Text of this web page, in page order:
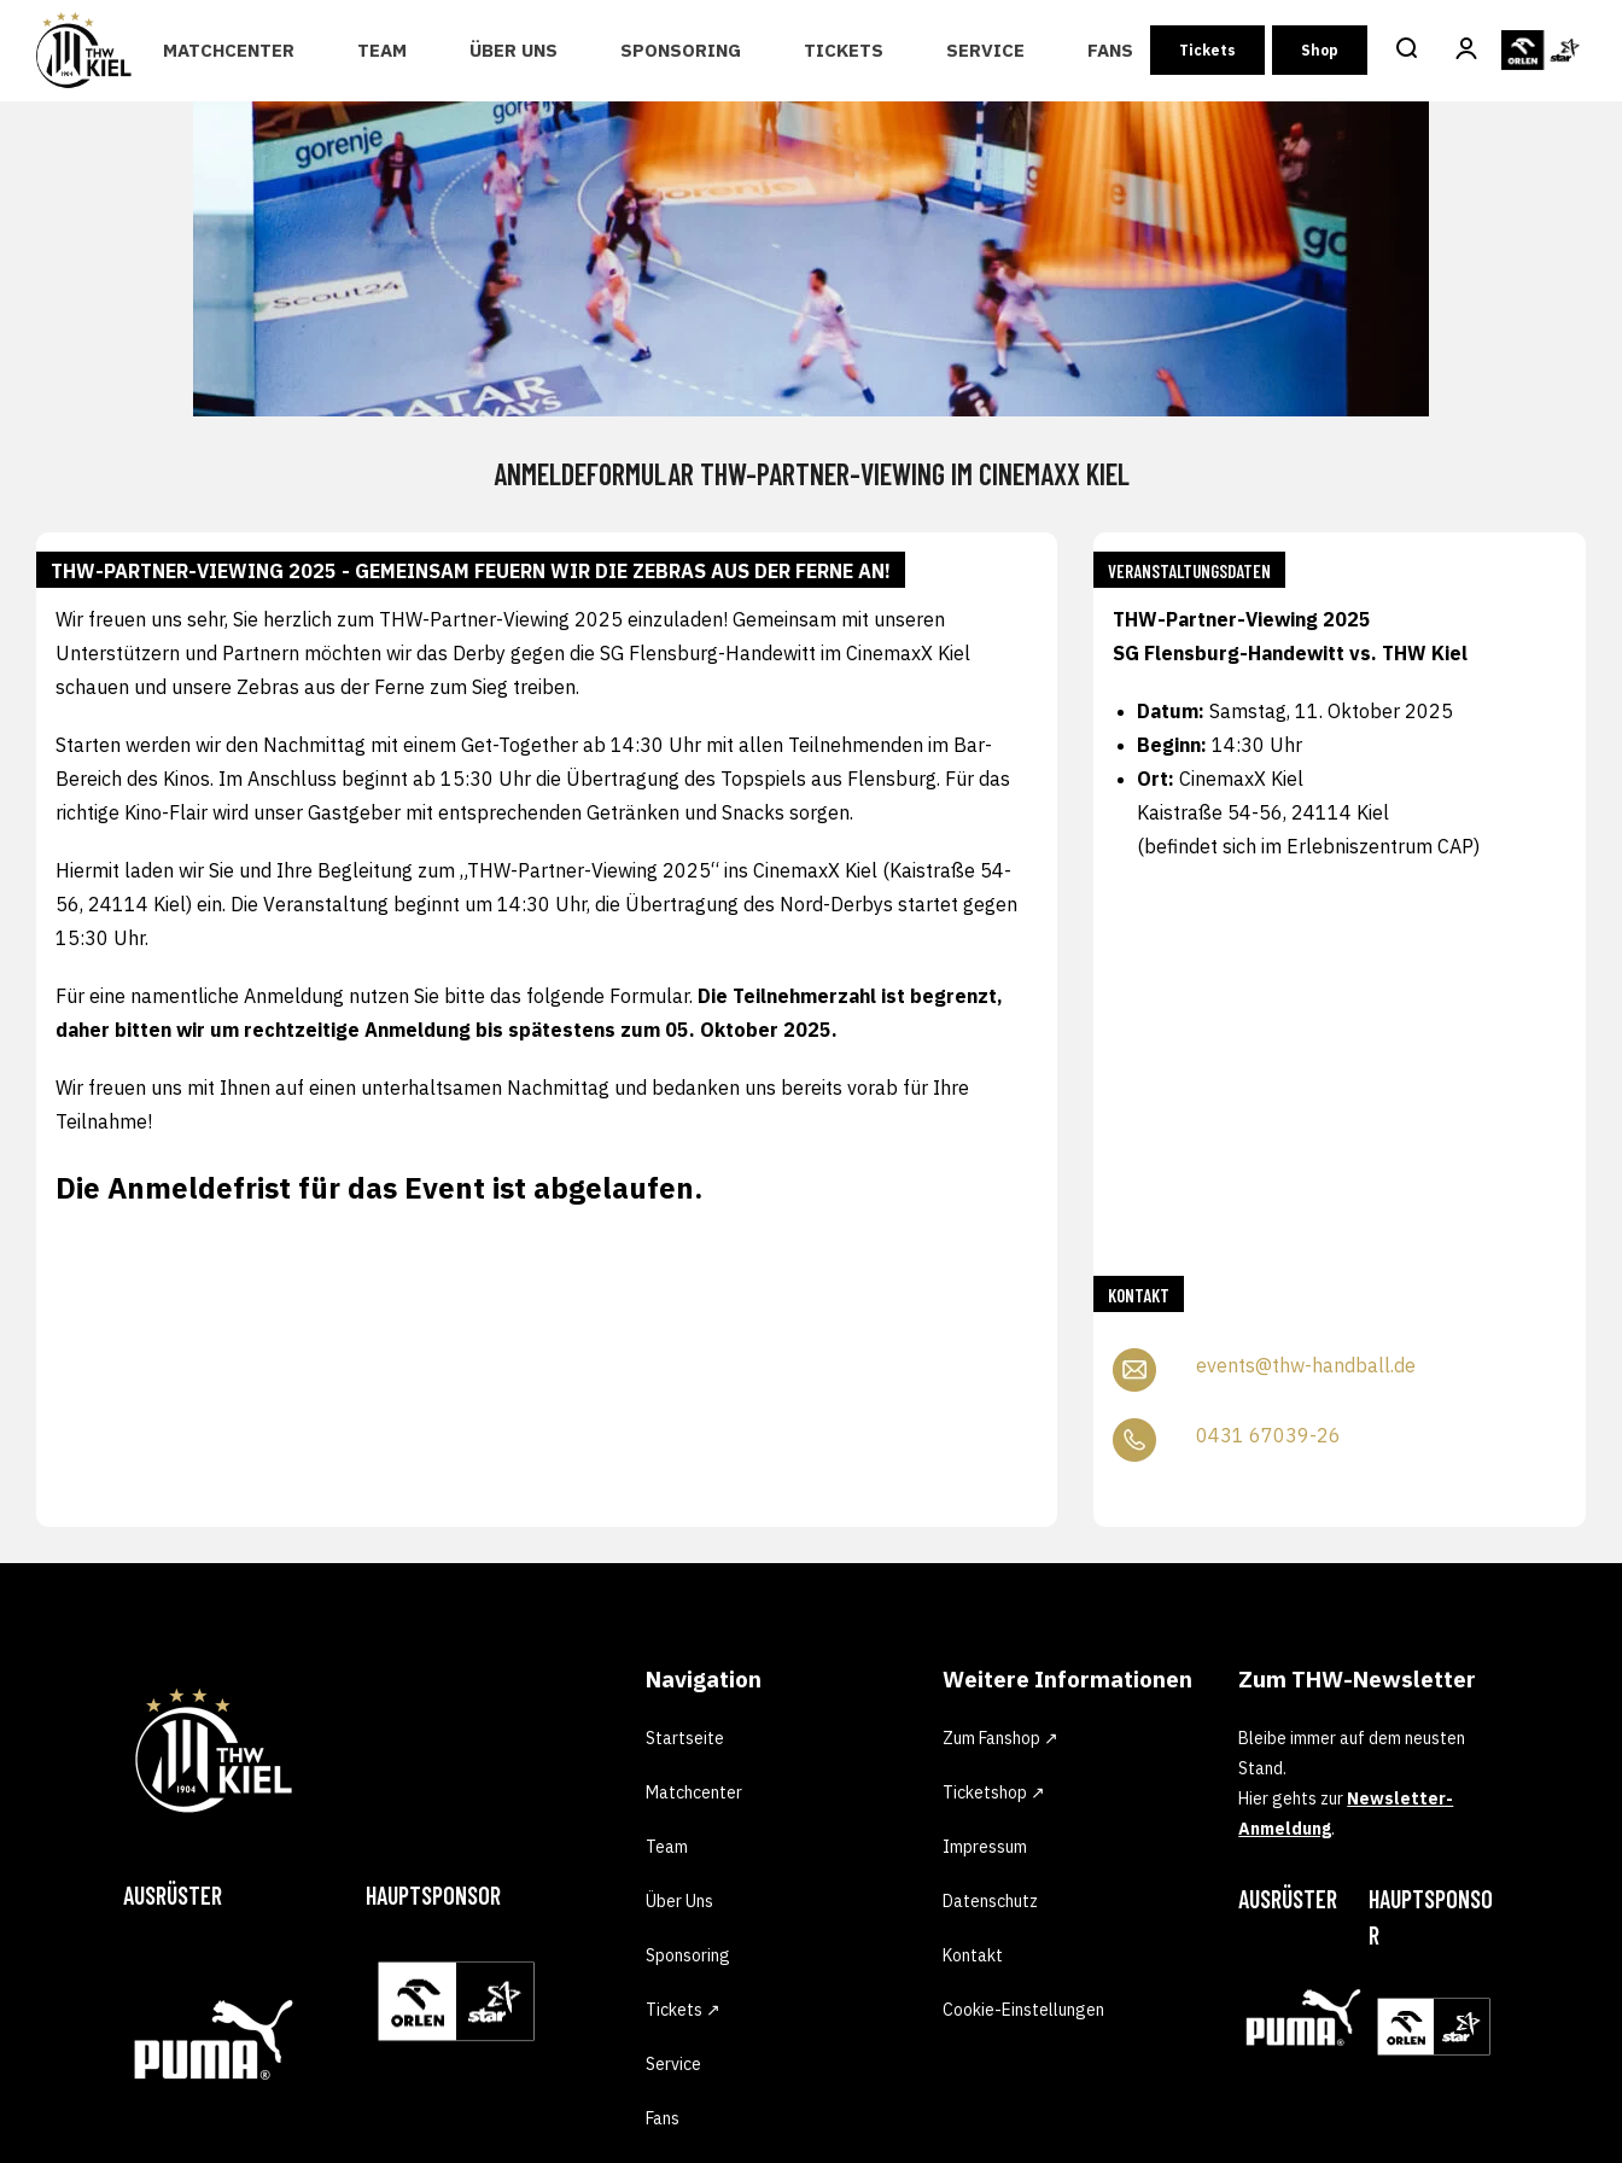
MATCHCENTER TEAM ÜBER UNS SPONSORING TICKETS SERVICE FANS Tickets Shop
ANMELDEFORMULAR THW-PARTNER-VIEWING IM CINEMAXX KIEL
THW-PARTNER-VIEWING 2025 - GEMEINSAM FEUERN WIR DIE ZEBRAS AUS DER FERNE AN!
Wir freuen uns sehr, Sie herzlich zum THW-Partner-Viewing 2025 einzuladen! Gemeinsam mit unseren
Unterstützern und Partnern möchten wir das Derby gegen die SG Flensburg-Handewitt im CinemaxX Kiel
schauen und unsere Zebras aus der Ferne zum Sieg treiben.
Starten werden wir den Nachmittag mit einem Get-Together ab 14:30 Uhr mit allen Teilnehmenden im Bar-
Bereich des Kinos. Im Anschluss beginnt ab 15:30 Uhr die Übertragung des Topspiels aus Flensburg. Für das
richtige Kino-Flair wird unser Gastgeber mit entsprechenden Getränken und Snacks sorgen.
Hiermit laden wir Sie und Ihre Begleitung zum „THW-Partner-Viewing 2025“ ins CinemaxX Kiel (Kaistraße 54-
56, 24114 Kiel) ein. Die Veranstaltung beginnt um 14:30 Uhr, die Übertragung des Nord-Derbys startet gegen
15:30 Uhr.
Für eine namentliche Anmeldung nutzen Sie bitte das folgende Formular. Die Teilnehmerzahl ist begrenzt,
daher bitten wir um rechtzeitige Anmeldung bis spätestens zum 05. Oktober 2025.
Wir freuen uns mit Ihnen auf einen unterhaltsamen Nachmittag und bedanken uns bereits vorab für Ihre
Teilnahme!
Die Anmeldefrist für das Event ist abgelaufen.
VERANSTALTUNGSDATEN
THW-Partner-Viewing 2025
SG Flensburg-Handewitt vs. THW Kiel
Datum: Samstag, 11. Oktober 2025
Beginn: 14:30 Uhr
Ort: CinemaxX Kiel
Kaistraße 54-56, 24114 Kiel
(befindet sich im Erlebniszentrum CAP)
KONTAKT
events@thw-handball.de
0431 67039-26
AUSRÜSTER HAUPTSPONSOR
Navigation
Startseite
Matchcenter
Team
Über Uns
Sponsoring
Tickets ↗
Service
Fans
Weitere Informationen
Zum Fanshop ↗
Ticketshop ↗
Impressum
Datenschutz
Kontakt
Cookie-Einstellungen
Zum THW-Newsletter
Bleibe immer auf dem neusten
Stand.
Hier gehts zur Newsletter-
Anmeldung.
AUSRÜSTER
HAUPTSPONSO
R